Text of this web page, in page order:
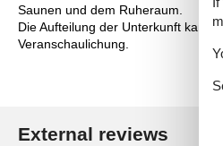
Saunen und dem Ruheraum.
Die Aufteilung der Unterkunft kann
Veranschaulichung.
External reviews